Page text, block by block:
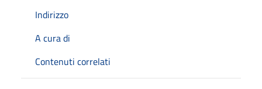
Indirizzo
A cura di
Contenuti correlati